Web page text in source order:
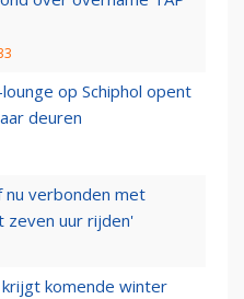
op Schiphol opent
deuren
nu verbonden met
zeven uur rijden'
krijgt komende winter